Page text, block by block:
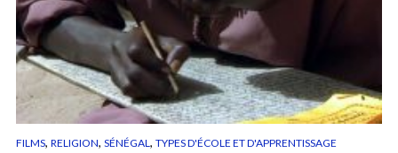
FILMS, RELIGION, SÉNÉGAL, TYPES D'ÉCOLE ET D'APPRENTISSAGE